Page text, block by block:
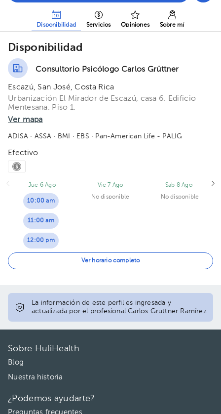
Disponibilidad Servicios Opiniones Sobre mí
Disponibilidad
Consultorio Psicólogo Carlos Grüttner
Escazú, San José, Costa Rica
Urbanización El Mirador de Escazú, casa 6. Edificio
Mentesana. Piso 1.
Ver mapa
ADISA · ASSA · BMI · EBS · Pan-American Life - PALIG
Efectivo
Jue 6 Ago
10:00 am
11:00 am
12:00 pm
Vie 7 Ago
No disponible
Sáb 8 Ago
No disponible
Ver horario completo
La información de este perfil es ingresada y
actualizada por el profesional Carlos Gruttner Ramírez
Sobre HuliHealth
Blog
Nuestra historia
¿Podemos ayudarte?
Preguntas frecuentes